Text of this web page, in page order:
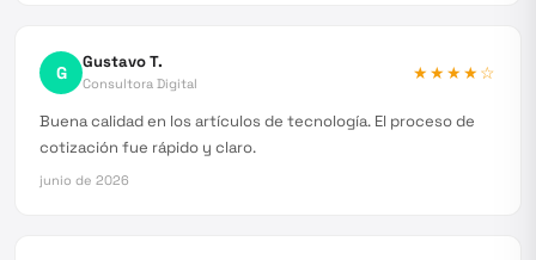
G Gustavo T.
Consultora Digital
★★★★☆
Buena calidad en los artículos de tecnología. El proceso de
cotización fue rápido y claro.
junio de 2026